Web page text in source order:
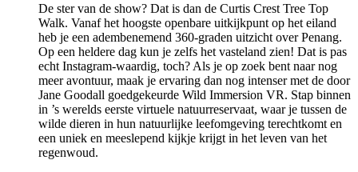
De ster van de show? Dat is dan de Curtis Crest Tree Top
Walk. Vanaf het hoogste openbare uitkijkpunt op het eiland
heb je een adembenemend 360-graden uitzicht over Penang.
Op een heldere dag kun je zelfs het vasteland zien! Dat is pas
echt Instagram-waardig, toch? Als je op zoek bent naar nog
meer avontuur, maak je ervaring dan nog intenser met de door
Jane Goodall goedgekeurde Wild Immersion VR. Stap binnen
in ’s werelds eerste virtuele natuurreservaat, waar je tussen de
wilde dieren in hun natuurlijke leefomgeving terechtkomt en
een uniek en meeslepend kijkje krijgt in het leven van het
regenwoud.